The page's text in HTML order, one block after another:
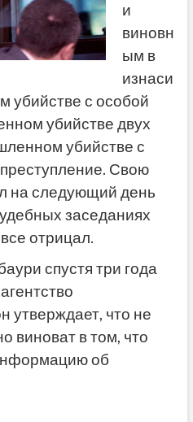
и
виновн
ым в
изнаси
убийстве с особой
убийстве двух
убийстве с
Свою
на следующий день
заседаниях
отрицал.
спустя три года
утверждает, что не
виноват в том, что
об